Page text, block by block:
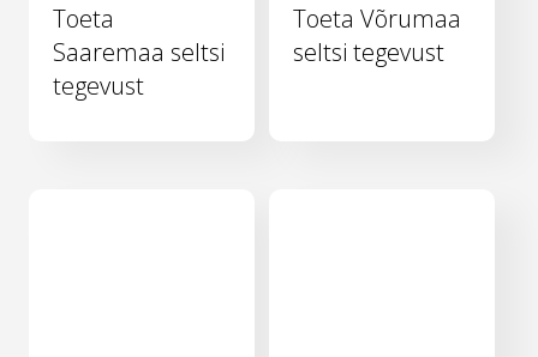
Toeta
Saaremaa seltsi
tegevust
Toeta Võrumaa
seltsi tegevust